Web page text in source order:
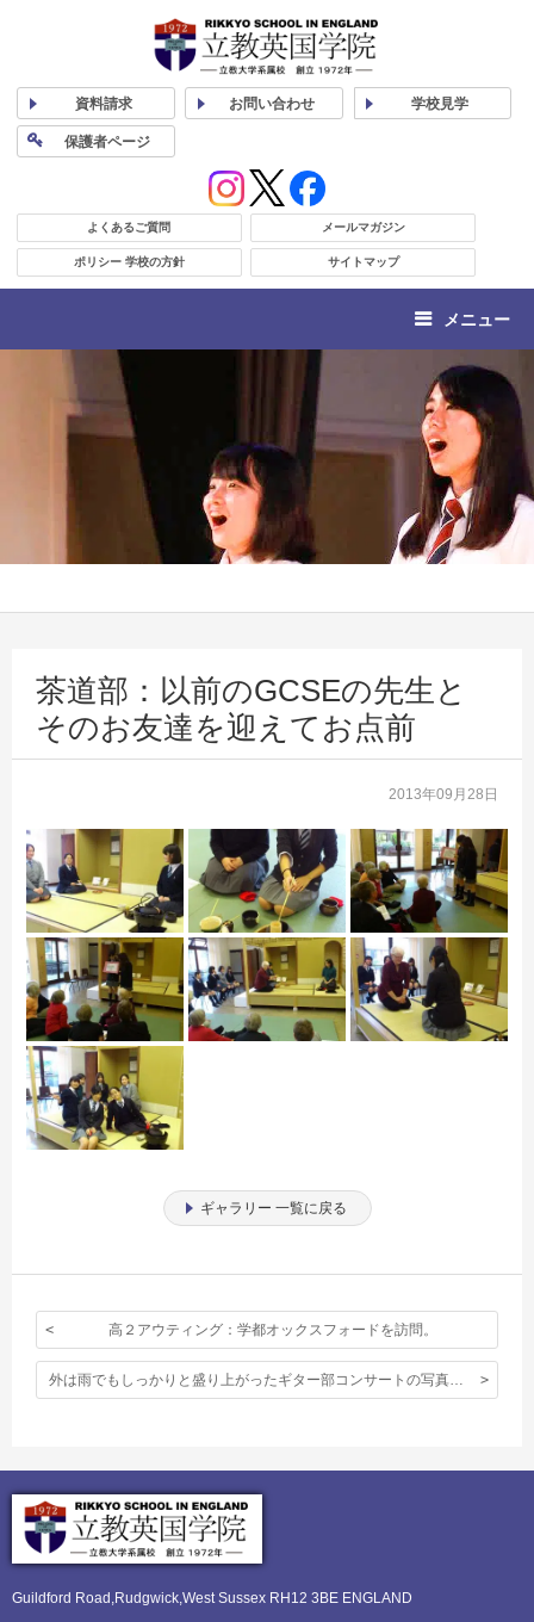
資料請求 お問い合わせ 学校見学
保護者ページ
よくあるご質問 メールマガジン
ポリシー 学校の方針 サイトマップ
メニュー
茶道部：以前のGCSEの先生と
そのお友達を迎えてお点前
2013年09月28日
ギャラリー 一覧に戻る
高２アウティング：学都オックスフォードを訪問。
外は雨でもしっかりと盛り上がったギター部コンサートの写真をご紹介
Guildford Road,Rudgwick,West Sussex RH12 3BE ENGLAND